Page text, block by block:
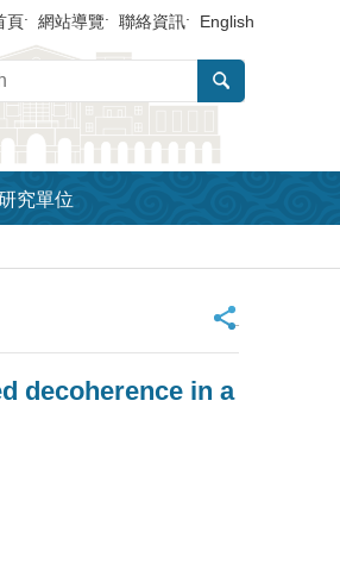
頁 網站導覽 聯絡資訊 English
究單位
_
decoherence in a